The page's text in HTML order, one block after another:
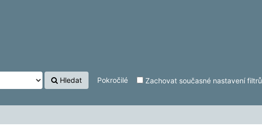
Hledat Pokročilé Zachovat současné nastavení filtrů